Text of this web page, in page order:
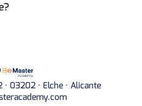
03202 · Elche · Alicante